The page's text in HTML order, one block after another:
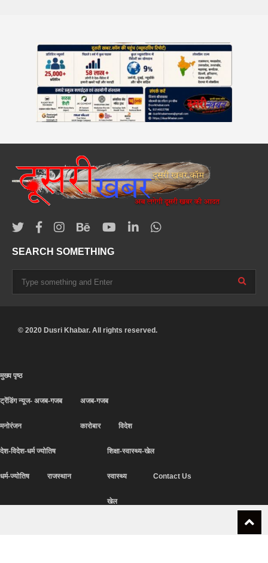
SEARCH SOMETHING
© 2020 Dusri Khabar. All rights reserved.
मुख्य पृष्ठ
ट्रेंडिंग न्यूज- अजब-गजब
मनोरंजन
अजब-गजब
कारोबार विदेश
देश-विदेश-धर्म ज्योतिष
धर्म-ज्योतिष राजस्थान
शिक्षा-स्वास्थ्य-खेल
स्वास्थ्य
खेल
Contact Us